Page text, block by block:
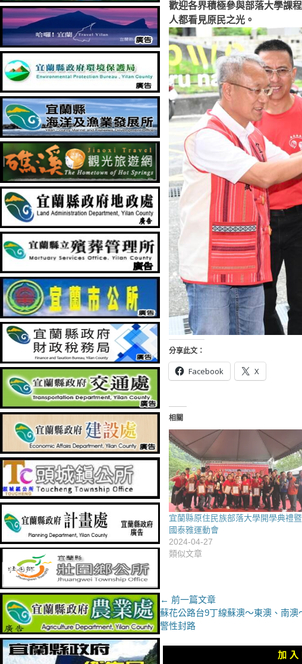
歡迎各界積極參與部落大學課
人都看見原民之光。
分享此文：
Facebook X
相關
宜蘭縣原住民族部落大學開學典禮
國泰雅運動會
2024-04-27
類似文章
文
章
導
← 前一篇文章
上
一
篇
蘇花公路台9丁線蘇澳～東澳、南
警性封路
加